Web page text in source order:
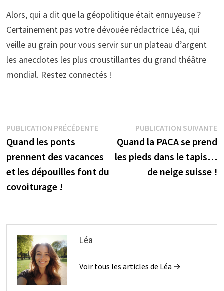
Alors, qui a dit que la géopolitique était ennuyeuse ?
Certainement pas votre dévouée rédactrice Léa, qui
veille au grain pour vous servir sur un plateau d’argent
les anecdotes les plus croustillantes du grand théâtre
mondial. Restez connectés !
Navigation
de
l’article
PUBLICATION PRÉCÉDENTEPublication
précédente :
Quand les ponts
prennent des vacances
et les dépouilles font du
covoiturage !
PUBLICATION SUIVANTE
Quand la PACA se prend
les pieds dans le tapis…
de neige suisse !
Léa
Voir tous les articles de Léa →